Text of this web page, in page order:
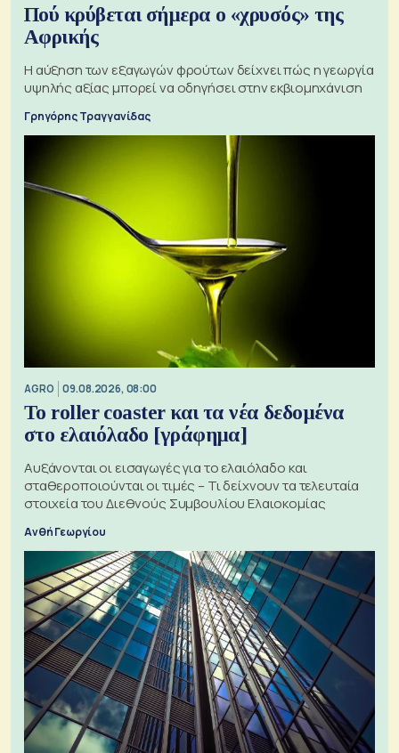
Πού κρύβεται σήμερα ο «χρυσός» της
Αφρικής
Η αύξηση των εξαγωγών φρούτων δείχνει πώς η γεωργία
υψηλής αξίας μπορεί να οδηγήσει στην εκβιομηχάνιση
Γρηγόρης Τραγγανίδας
AGRO 09.08.2026, 08:00
Το roller coaster και τα νέα δεδομένα
στο ελαιόλαδο [γράφημα]
Αυξάνονται οι εισαγωγές για το ελαιόλαδο και
σταθεροποιούνται οι τιμές – Τι δείχνουν τα τελευταία
στοιχεία του Διεθνούς Συμβουλίου Ελαιοκομίας
Ανθή Γεωργίου